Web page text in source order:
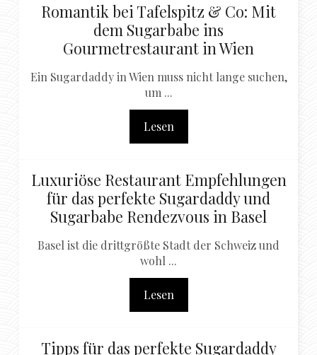
Romantik bei Tafelspitz & Co: Mit
dem Sugarbabe ins
Gourmetrestaurant in Wien
Ein Sugardaddy in Wien muss nicht lange suchen,
um ...
Lesen
Luxuriöse Restaurant Empfehlungen
für das perfekte Sugardaddy und
Sugarbabe Rendezvous in Basel
Basel ist die drittgrößte Stadt der Schweiz und
wohl ...
Lesen
Tipps für das perfekte Sugardaddy